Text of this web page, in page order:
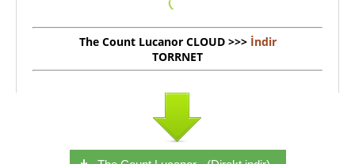
The Count Lucanor CLOUD >>>İndir
TORRNET